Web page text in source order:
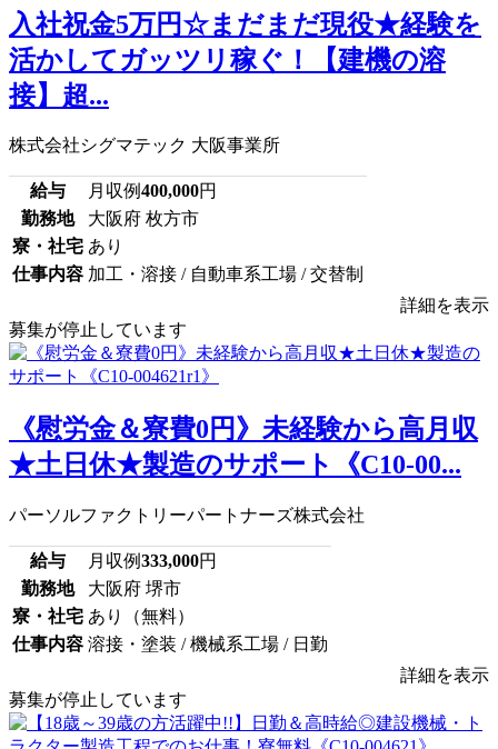
入社祝金5万円☆まだまだ現役★経験を
活かしてガッツリ稼ぐ！【建機の溶
接】超...
株式会社シグマテック 大阪事業所
給与 月収例400,000円
勤務地
大阪府 枚方市
寮・社宅 あり
仕事内容 加工・溶接 / 自動車系工場 / 交替制
詳細を表示
募集が停止しています
《慰労金＆寮費0円》未経験から高月収
★土日休★製造のサポート《C10-00...
パーソルファクトリーパートナーズ株式会社
給与 月収例333,000円
勤務地
大阪府 堺市
寮・社宅 あり（無料）
仕事内容 溶接・塗装 / 機械系工場 / 日勤
詳細を表示
募集が停止しています